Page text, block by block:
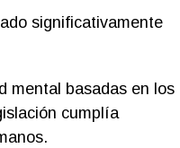
significativamente
mental basadas en los
cumplía